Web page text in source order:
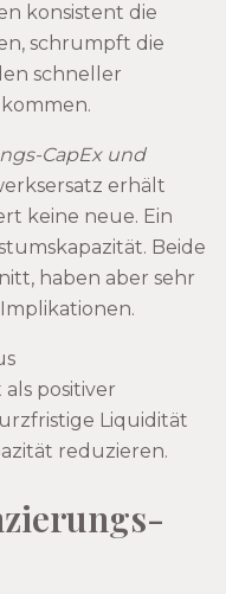
konsistent die
schrumpft die
schneller
CapEx und
erhält
keine neue. Ein
Beide
haben aber sehr
positiver
Liquidität
reduzieren.